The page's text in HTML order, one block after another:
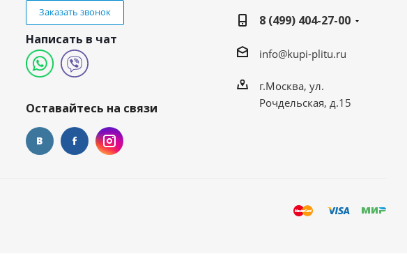
Заказать звонок
Написать в чат
Оставайтесь на связи
8 (499) 404-27-00
info@kupi-plitu.ru
г.Москва, ул.
Рочдельская, д.15